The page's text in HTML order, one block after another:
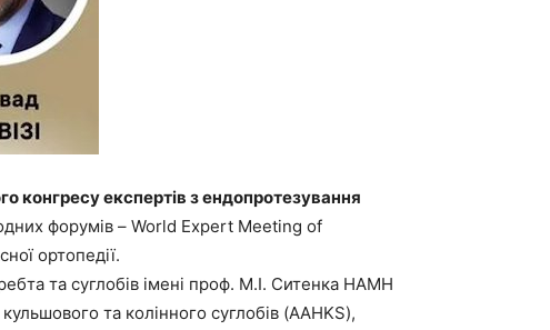
конгресу експертів з ендопротезування
форумів – World Expert Meeting of
ортопедії.
та суглобів імені проф. М.І. Ситенка НАМН
та колінного суглобів (AAHKS),